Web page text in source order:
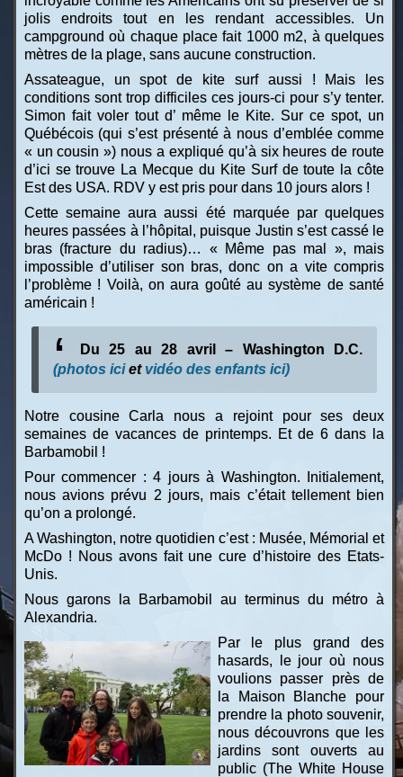
jolis endroits tout en les rendant accessibles. Un
campground où chaque place fait 1000 m2, à quelques
mètres de la plage, sans aucune construction.
Assateague, un spot de kite surf aussi ! Mais les
conditions sont trop difficiles ces jours-ci pour s’y tenter.
Simon fait voler tout d’ même le Kite. Sur ce spot, un
Québécois (qui s’est présenté à nous d’emblée comme
« un cousin ») nous a expliqué qu’à six heures de route
d’ici se trouve La Mecque du Kite Surf de toute la côte
Est des USA. RDV y est pris pour dans 10 jours alors !
Cette semaine aura aussi été marquée par quelques
heures passées à l’hôpital, puisque Justin s’est cassé le
bras (fracture du radius)… « Même pas mal », mais
impossible d’utiliser son bras, donc on a vite compris
l’problème ! Voilà, on aura goûté au système de santé
américain !
Du 25 au 28 avril – Washington D.C.
(photos iciet vidéo des enfants ici)
Notre cousine Carla nous a rejoint pour ses deux
semaines de vacances de printemps. Et de 6 dans la
Barbamobil !
Pour commencer : 4 jours à Washington. Initialement,
nous avions prévu 2 jours, mais c’était tellement bien
qu’on a prolongé.
A Washington, notre quotidien c’est : Musée, Mémorial et
McDo ! Nous avons fait une cure d’histoire des Etats-
Unis.
Nous garons la Barbamobil au terminus du métro à
Alexandria.
Par le plus grand des
hasards, le jour où nous
voulions passer près de
la Maison Blanche pour
prendre la photo souvenir,
nous découvrons que les
jardins sont ouverts au
public (The White House